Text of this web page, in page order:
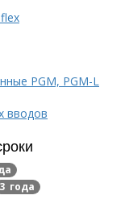
PGM, PGM-L
вводов
3 года